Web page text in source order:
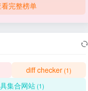
完整榜单
diff checker (1)
集合网站(1)